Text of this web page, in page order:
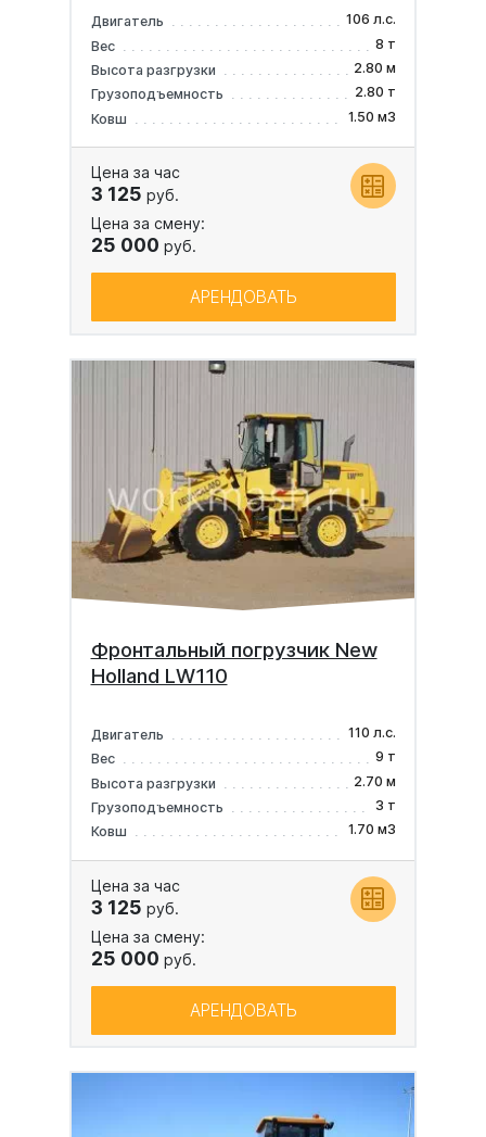
Двигатель
106 л.с.
Вес
8 т
Высота разгрузки
2.80 м
Грузоподъемность
2.80 т
Ковш
1.50 м3
Цена за час
3 125 руб.
Цена за смену:
25 000 руб.
АРЕНДОВАТЬ
Фронтальный погрузчик New
Holland LW110
Двигатель
110 л.с.
Вес
9 т
Высота разгрузки
2.70 м
Грузоподъемность
3 т
Ковш
1.70 м3
Цена за час
3 125 руб.
Цена за смену:
25 000 руб.
АРЕНДОВАТЬ